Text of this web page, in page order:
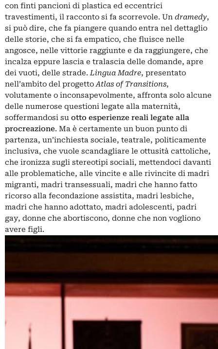
con finti pancioni di plastica ed eccentrici
travestimenti, il racconto si fa scorrevole. Un dramedy,
si può dire, che fa piangere quando entra nel dettaglio
delle storie, che si fa empatico, che fluisce nelle
angosce, nelle vittorie raggiunte e da raggiungere, che
incalza eppure lascia e tralascia delle domande, apre
dei vuoti, delle strade.Lingua Madre, presentato
nell’ambito del progettoAtlas of Transitions,
volutamente o inconsapevolmente, affronta solo alcune
delle numerose questioni legate alla maternità,
soffermandosi su otto esperienze reali legate alla
procreazione. Ma è certamente un buon punto di
partenza, un’inchiesta sociale, teatrale, politicamente
inclusiva, che vuole scandagliare le ottusità cattoliche,
che ironizza sugli stereotipi sociali, mettendoci davanti
alle problematiche, alle vincite e alle rivincite di madri
migranti, madri transessuali, madri che hanno fatto
ricorso alla fecondazione assistita, madri lesbiche,
madri che hanno adottato, madri adolescenti, padri
gay, donne che abortiscono, donne che non vogliono
avere figli.